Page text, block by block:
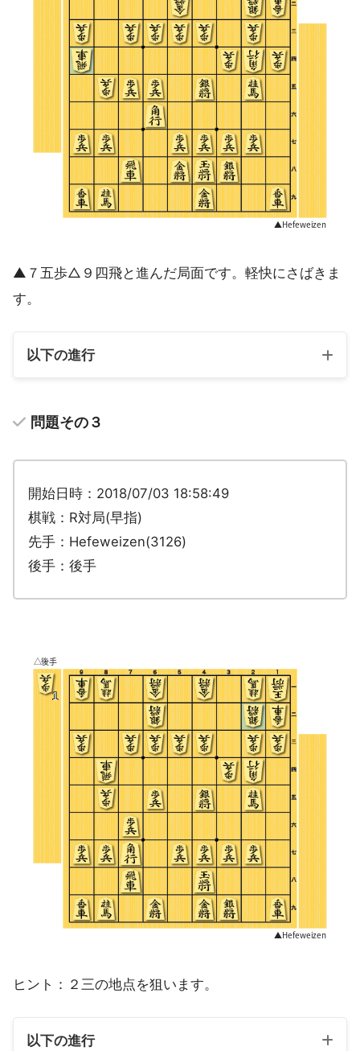
ポイント
手順最終手から①△同銀には▲４一角②△同金には
▲７五歩△９四飛と進んだ局面です。軽快にさばきま
す。
以下の進行
問題その３
開始日時：2018/07/03 18:58:49
棋戦：R対局(早指)
先手：Hefeweizen(3126)
後手：後手
ヒント：２三の地点を狙います。
以下の進行